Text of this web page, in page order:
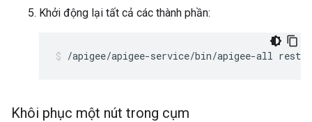
Khởi động lại tất cả các thành phần:
/apigee/apigee-service/bin/apigee-all
Khôi phục một nút trong cụm